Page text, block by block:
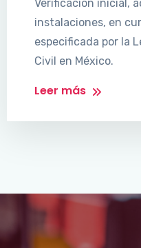
Verificación inicial,
instalaciones, en
especificada por la
Civil en México.
Leer más